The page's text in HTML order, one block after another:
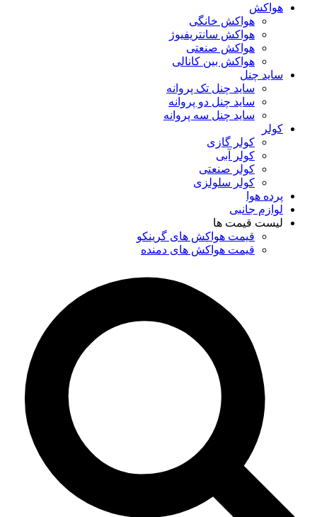
هواکش
هواکش خانگی
هواکش سانتریفیوژ
هواکش صنعتی
هواکش بین کانالی
ساید چنل
ساید چنل تک پروانه
ساید چنل دو پروانه
ساید چنل سه پروانه
کولر
کولر گازی
کولر آبی
کولر صنعتی
کولر سلولزی
پرده هوا
لوازم جانبی
لیست قیمت ها
قیمت هواکش های گرینکو
قیمت هواکش های دمنده